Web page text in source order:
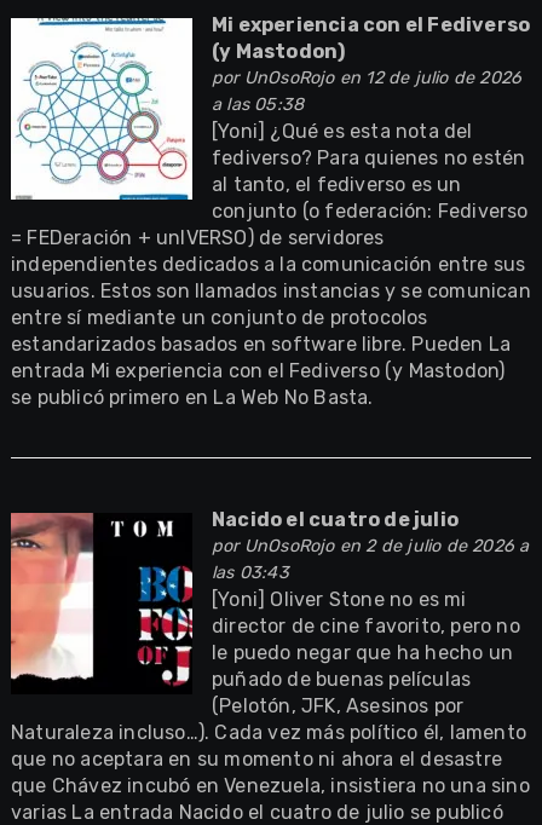
Mi experiencia con el Fediverso
(y Mastodon)
por UnOsoRojoen 12 de julio de 2026
a las 05:38
[Yoni] ¿Qué es esta nota del
fediverso? Para quienes no estén
al tanto, el fediverso es un
conjunto (o federación: Fediverso
= FEDeración + unIVERSO) de servidores
independientes dedicados a la comunicación entre sus
usuarios. Estos son llamados instancias y se comunican
entre sí mediante un conjunto de protocolos
estandarizados basados en software libre. Pueden La
entrada Mi experiencia con el Fediverso (y Mastodon)
se publicó primero en La Web No Basta.
Nacido el cuatro de julio
por UnOsoRojoen 2 de julio de 2026 a
las 03:43
[Yoni] Oliver Stone no es mi
director de cine favorito, pero no
le puedo negar que ha hecho un
puñado de buenas películas
(Pelotón, JFK, Asesinos por
Naturaleza incluso…). Cada vez más político él, lamento
que no aceptara en su momento ni ahora el desastre
que Chávez incubó en Venezuela, insistiera no una sino
varias La entrada Nacido el cuatro de julio se publicó